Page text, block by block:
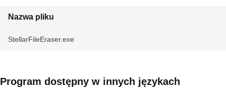
Nazwa pliku
StellarFileEraser.exe
Program dostępny w innych językach